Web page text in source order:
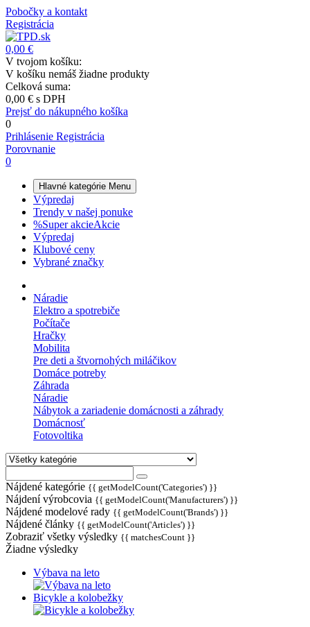
Pobočky a kontakt
Registrácia
0,00 €
V tvojom košíku:
V košíku nemáš žiadne produkty
Celková suma:
0,00 € s DPH
Prejsť do nákupného košíka
0
Prihlásenie Registrácia
Porovnanie
0
Hlavné kategórie Menu
Výpredaj
Trendy v našej ponuke
%Super akcieAkcie
Výpredaj
Klubové ceny
Vybrané značky
Náradie
Elektro a spotrebiče
Počítače
Hračky
Mobilita
Pre deti a štvornohých miláčikov
Domáce potreby
Záhrada
Náradie
Nábytok a zariadenie domácnosti a záhrady
Domácnosť
Fotovoltika
Nájdené kategórie {{ getModelCount('Categories') }}
Nájdení výrobcovia {{ getModelCount('Manufacturers') }}
Nájdené modelové rady {{ getModelCount('Brands') }}
Nájdené články {{ getModelCount('Articles') }}
Zobraziť všetky výsledky {{ matchesCount }}
Žiadne výsledky
Výbava na leto
Bicykle a kolobežky